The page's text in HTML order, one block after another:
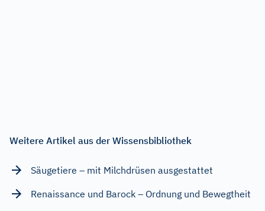
Weitere Artikel aus der Wissensbibliothek
Säugetiere – mit Milchdrüsen ausgestattet
Renaissance und Barock – Ordnung und Bewegtheit